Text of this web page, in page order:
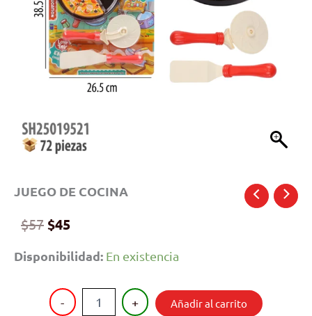
JUEGO DE COCINA
$57 Original
$57.
$45Current
$45.
Disponibilidad: En existencia
-
JUEGO
DE
+ Añadir al carrito